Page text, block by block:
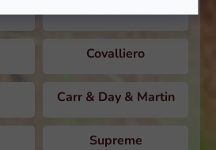
S.I.N. Hellas
Covalliero
Carr & Day & Martin
Supreme